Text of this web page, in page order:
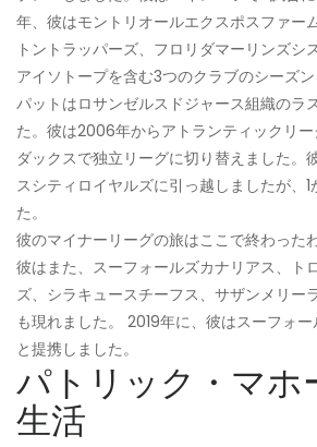
年、彼はモントリオールエクスポスファー
トントラッパーズ、フロリダマーリンズシ
アイソトープを含む3つのクラブのシーズン
パットはロサンゼルスドジャース組織のラ
た。彼は2006年からアトランティックリ
ダックスで独立リーグに切り替えました。
スシティロイヤルズに引っ越しましたが、
た。
彼のマイナーリーグの旅はここで終わった
彼はまた、スーフォールズカナリアス、ト
ズ、シラキュースチーフス、サザンメリー
も現れました。 2019年に、彼はスーフォ
と提携しました。
パトリック・マホ
生活